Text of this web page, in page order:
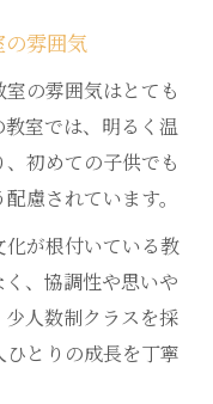
姿勢が育つ理由
バレエの魅力と
者の疑問を解説
きたい暗黙のル
雰囲気
の雰囲気はとても
室では、明るく温
初めての子供でも
慮されています。
が根付いている教
、協調性や思いや
少人数制クラスを採
とりの成長を丁寧